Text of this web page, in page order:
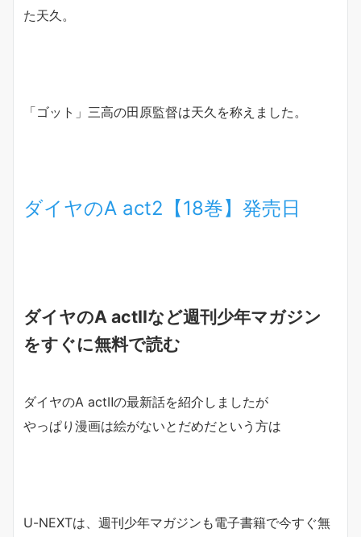
た天久。
「ゴット」三高の田原監督は天久を称えました。
ダイヤのA act2【18巻】発売日
ダイヤのA actⅡなど週刊少年マガジン
をすぐに無料で読む
ダイヤのA actⅡの最新話を紹介しましたが
やっぱり漫画は絵がないとだめだという方は
U-NEXTは、週刊少年マガジンも電子書籍で今すぐ無